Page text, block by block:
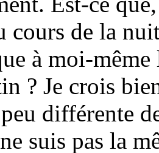
cours de la
à moi-même
? Je crois
différente
suis pas la